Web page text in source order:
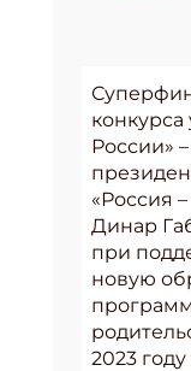
России»
«Россия
Динар
при
новую
2023